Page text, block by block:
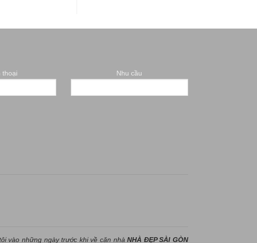
thoại Nhu cầu
vào những ngày trước khi về căn nhàNHÀ ĐẸP SÀI GÒN